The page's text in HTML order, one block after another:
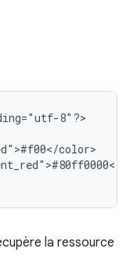
8"?>
la ressource